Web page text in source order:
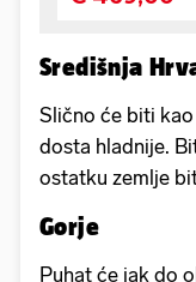
Središnja
Slično će biti
dosta hladnije.
ostatku zemlje
Gorje
Puhat će jak do